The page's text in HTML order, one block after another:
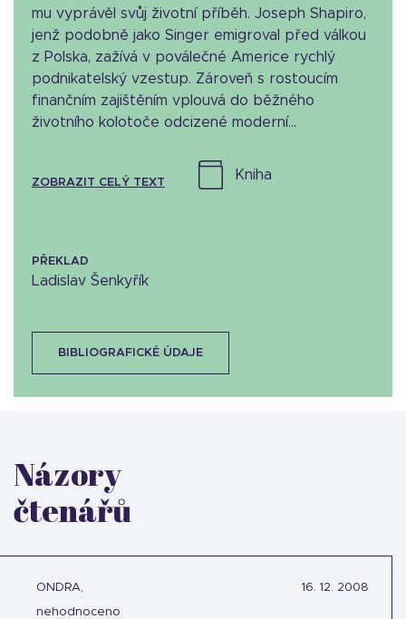
mu vyprávěl svůj životní příběh. Joseph Shapiro,
jenž podobně jako Singer emigroval před válkou
z Polska, zažívá v poválečné Americe rychlý
podnikatelský vzestup. Zároveň s rostoucím
finančním zajištěním vplouvá do běžného
životního kolotoče odcizené moderní...
ZOBRAZIT CELÝ TEXT
kniha
PŘEKLAD
Ladislav Šenkyřík
BIBLIOGRAFICKÉ ÚDAJE
Názory
čtenářů
ONDRA,
nehodnoceno
16. 12. 2008